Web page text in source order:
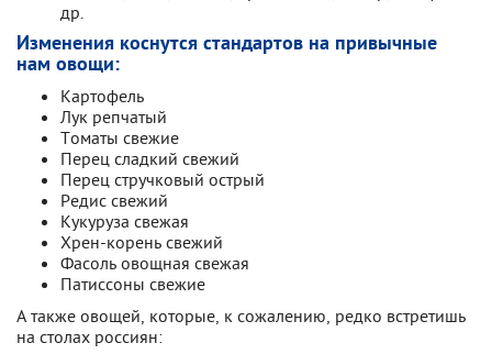
др.
Изменения коснутся стандартов на привычные
нам овощи:
Картофель
Лук репчатый
Томаты свежие
Перец сладкий свежий
Перец стручковый острый
Редис свежий
Кукуруза свежая
Хрен-корень свежий
Фасоль овощная свежая
Патиссоны свежие
А также овощей, которые, к сожалению, редко встретишь
на столах россиян: